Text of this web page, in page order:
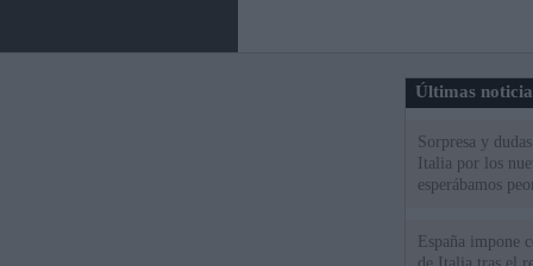
Últimas
Sorpresa y
Italia por los
esperábamos
España impone